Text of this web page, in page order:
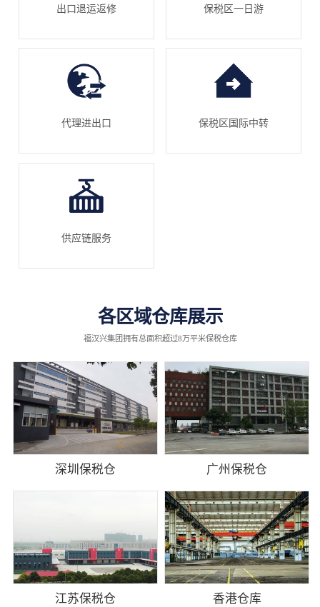
出口退运返修 保税区一日游
代理进出口 保税区国际中转
供应链服务
各区域仓库展示
福汉兴集团拥有总面积超过8万平米保税仓库
深圳保税仓 广州保税仓
江苏保税仓 香港仓库